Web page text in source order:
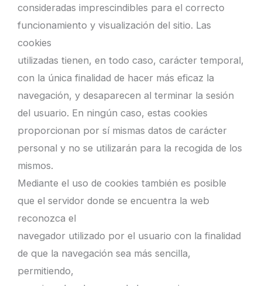
consideradas imprescindibles para el correcto
funcionamiento y visualización del sitio. Las
cookies
utilizadas tienen, en todo caso, carácter temporal,
con la única finalidad de hacer más eficaz la
navegación, y desaparecen al terminar la sesión
del usuario. En ningún caso, estas cookies
proporcionan por sí mismas datos de carácter
personal y no se utilizarán para la recogida de los
mismos.
Mediante el uso de cookies también es posible
que el servidor donde se encuentra la web
reconozca el
navegador utilizado por el usuario con la finalidad
de que la navegación sea más sencilla,
permitiendo,